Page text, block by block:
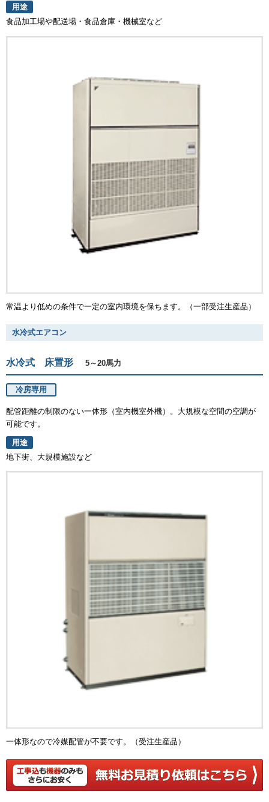
用途
食品加工場や配送場・食品倉庫・機械室など
常温より低めの条件で一定の室内環境を保ちます。（一部受注生産品）
水冷式エアコン
水冷式 床置形 5～20馬力
冷房専用
配管距離の制限のない一体形（室内機室外機）。大規模な空間の空調が
可能です。
用途
地下街、大規模施設など
一体形なので冷媒配管が不要です。（受注生産品）